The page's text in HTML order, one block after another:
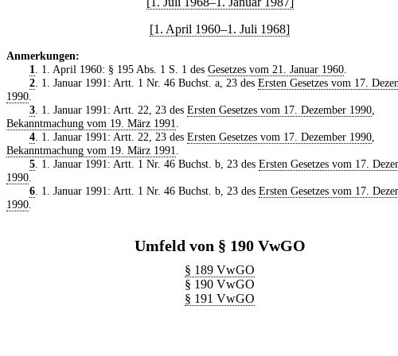
[1. April 1960–1. Juli 1968]
Anmerkungen:
1
. 1. April 1960: § 195 Abs. 1 S. 1 des Gesetzes vom 21. Januar 1960.
2. 1. Januar 1991: Artt. 1 Nr. 46 Buchst. a, 23 des Ersten Gesetzes vom 17.
1990
3. 1. Januar 1991: Artt. 22, 23 des Ersten Gesetzes vom 17. Dezember 1990,
Bekanntmachung vom 19. März 1991
4. 1. Januar 1991: Artt. 22, 23 des Ersten Gesetzes vom 17. Dezember 1990,
Bekanntmachung vom 19. März 1991
5. 1. Januar 1991: Artt. 1 Nr. 46 Buchst. b, 23 des Ersten Gesetzes vom 17.
1990
6. 1. Januar 1991: Artt. 1 Nr. 46 Buchst. b, 23 des Ersten Gesetzes vom 17.
1990
Umfeld von § 190 VwGO
§ 189 VwGO
§ 190 VwGO
§ 191 VwGO